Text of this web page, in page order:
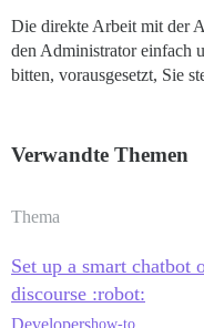
Die direkte Arbeit mit der
den Administrator einfach
bitten, vorausgesetzt, Sie
Verwandte Themen
Thema
Set up a smart chatbot
discourse :robot:
Developershow-to